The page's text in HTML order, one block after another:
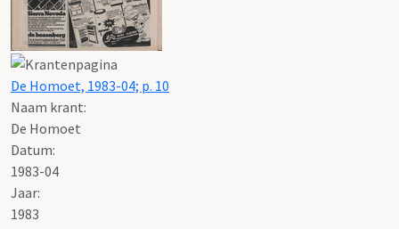
De Homoet, 1983-04; p. 10
Naam krant:
De Homoet
Datum:
1983-04
Jaar:
1983